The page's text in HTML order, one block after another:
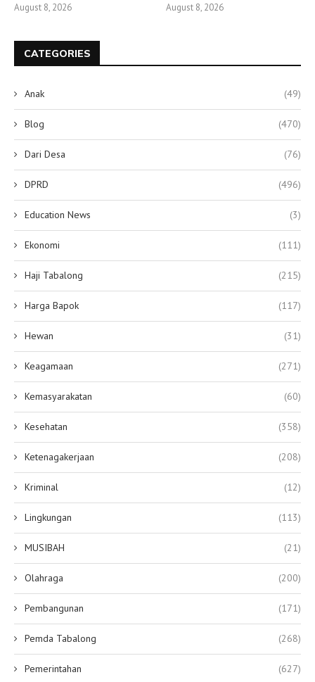
August 8, 2026 August 8, 2026
CATEGORIES
Anak (49)
Blog (470)
Dari Desa (76)
DPRD (496)
Education News (3)
Ekonomi (111)
Haji Tabalong (215)
Harga Bapok (117)
Hewan (31)
Keagamaan (271)
Kemasyarakatan (60)
Kesehatan (358)
Ketenagakerjaan (208)
Kriminal (12)
Lingkungan (113)
MUSIBAH (21)
Olahraga (200)
Pembangunan (171)
Pemda Tabalong (268)
Pemerintahan (627)